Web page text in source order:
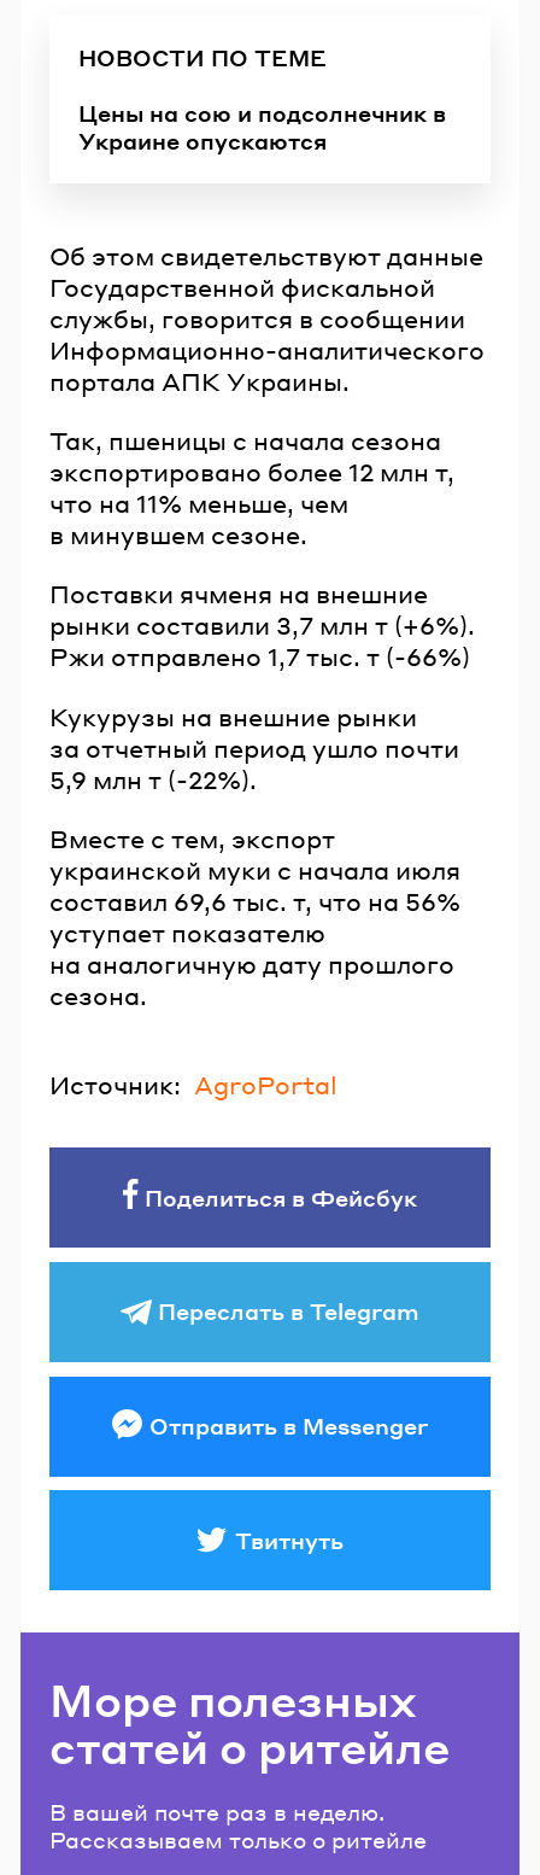
НОВОСТИ ПО ТЕМЕ
Цены на сою и подсолнечник в
Украине опускаются
Об этом свидетельствуют данные
Государственной фискальной
службы, говорится в сообщении
Информационно-аналитического
портала АПК Украины.
Так, пшеницы с начала сезона
экспортировано более 12 млн т,
что на 11% меньше, чем
в минувшем сезоне.
Поставки ячменя на внешние
рынки составили 3,7 млн т (+6%).
Ржи отправлено 1,7 тыс. т (-66%)
Кукурузы на внешние рынки
за отчетный период ушло почти
5,9 млн т (-22%).
Вместе с тем, экспорт
украинской муки с начала июля
составил 69,6 тыс. т, что на 56%
уступает показателю
на аналогичную дату прошлого
сезона.
Источник: AgroPortal
Поделиться в Фейсбук
Переслать в Telegram
Отправить в Messenger
Твитнуть
Море полезных
статей о ритейле
В вашей почте раз в неделю.
Рассказываем только о ритейле